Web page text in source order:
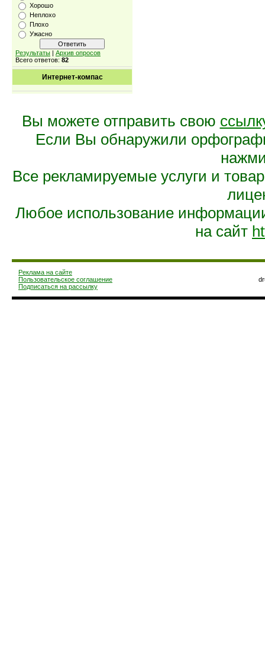
Хорошо
Неплохо
Плохо
Ужасно
Результаты | Архив опросов
Всего ответов: 82
Интернет-компас
Вы можете отправить свою
Если Вы обнаружили
Все рекламируемые услуги и
Любое использование
на сайт
Реклама на сайте
Пользовательское соглашение
Подписаться на рассылку